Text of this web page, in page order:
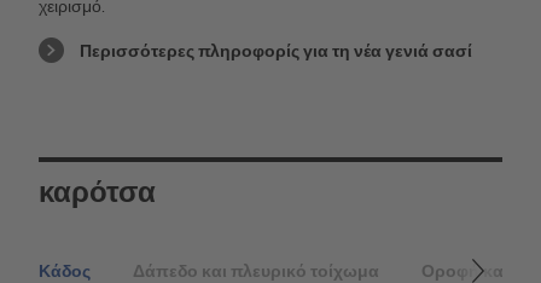
χειρισμό.
Περισσότερες πληροφορίς για τη νέα γενιά σασί
καρότσα
Κάδος Δάπεδο και πλευρικό τοίχωμα Οροφή και